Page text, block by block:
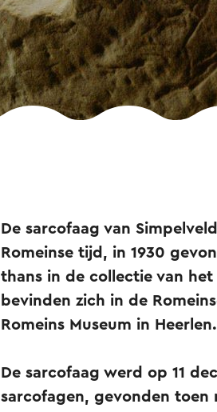
De sarcofaag van
Romeinse tijd, in 1930
thans in de collectie van het
bevinden zich in de
Romeins Museum in Heerlen.
De sarcofaag werd op 11
sarcofagen, gevonden toen